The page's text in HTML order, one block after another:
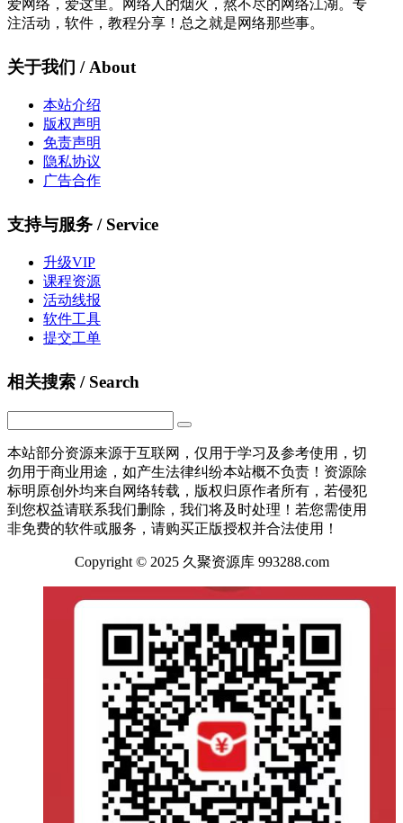
爱网络，爱这里。网络人的烟火，熬不尽的网络江湖。专
注活动，软件，教程分享！总之就是网络那些事。
关于我们 / About
本站介绍
版权声明
免责声明
隐私协议
广告合作
支持与服务 / Service
升级VIP
课程资源
活动线报
软件工具
提交工单
相关搜索 / Search
本站部分资源来源于互联网，仅用于学习及参考使用，切
勿用于商业用途，如产生法律纠纷本站概不负责！资源除
标明原创外均来自网络转载，版权归原作者所有，若侵犯
到您权益请联系我们删除，我们将及时处理！若您需使用
非免费的软件或服务，请购买正版授权并合法使用！
Copyright © 2025 久聚资源库 993288.com